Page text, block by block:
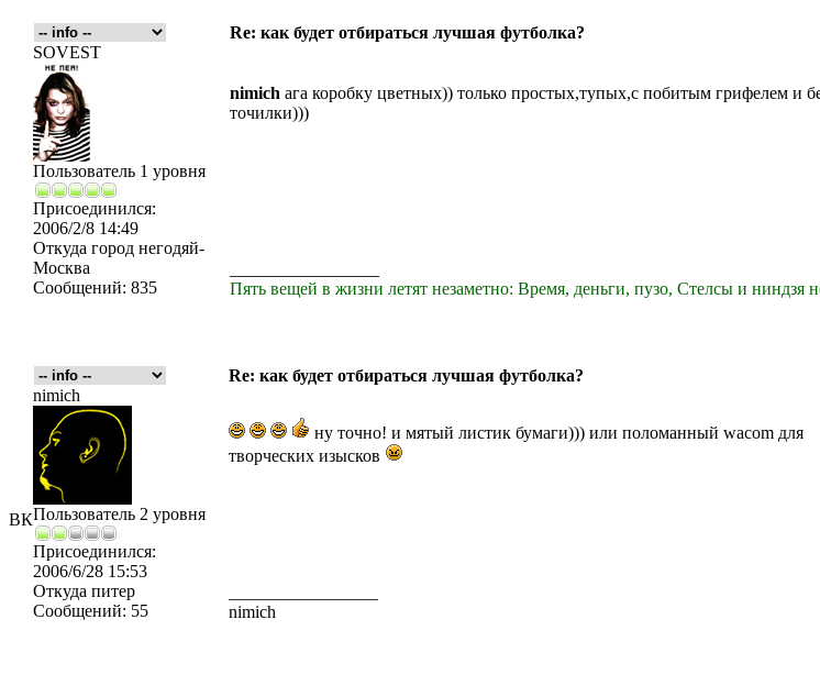
ВК
Re: как будет отбираться лучшая футболка?
SOVEST
Пользователь 1 уровня
Присоединился:
2006/2/8 14:49
Откуда город негодяй-
Москва
Сообщений: 835
nimich ага коробку цветных)) только простых,тупых,с побитым грифелем и
точилки)))
Пять вещей в жизни летят незаметно: Время, деньги, пузо, Стелсы и ниндзя
Re: как будет отбираться лучшая футболка?
nimich
Пользователь 2 уровня
Присоединился:
2006/6/28 15:53
Откуда питер
Сообщений: 55
ну точно! и мятый листик бумаги))) или поломанный wacom для
творческих изысков
nimich